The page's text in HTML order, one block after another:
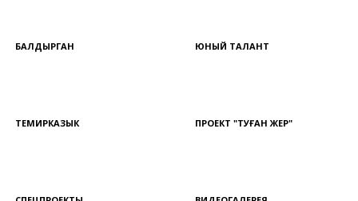
БАЛДЫРГАН ЮНЫЙ ТАЛАНТ
ТЕМИРКАЗЫК ПРОЕКТ "ТУҒАН ЖЕР"